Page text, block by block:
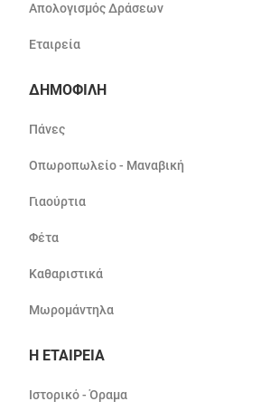
Απολογισμός Δράσεων
Εταιρεία
ΔΗΜΟΦΙΛΗ
Πάνες
Οπωροπωλείο - Μαναβική
Γιαούρτια
Φέτα
Καθαριστικά
Μωρομάντηλα
Η ΕΤΑΙΡΕΙΑ
Ιστορικό - Όραμα